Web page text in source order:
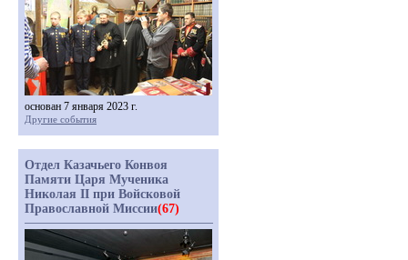
основан 7 января 2023 г.
Другие события
Отдел Казачьего Конвоя
Памяти Царя Мученика
Николая II при Войсковой
Православной Миссии(67)